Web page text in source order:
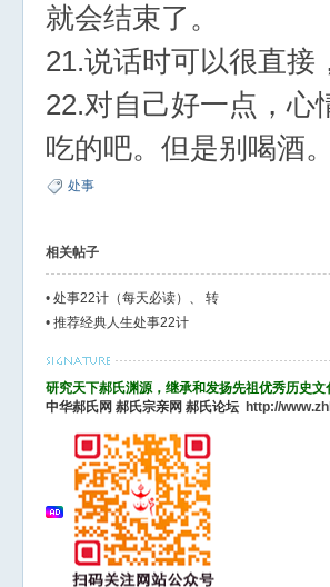
就会结束了。
21.说话时可以很直接
22.对自己好一点，心
吃的吧。但是别喝酒
处事
相关帖子
• 处事22计（每天必读）、 转
• 推荐经典人生处事22计
研究天下郝氏渊源，继承和发扬先祖优秀历史
中华郝氏网 郝氏宗亲网 郝氏论坛 http://